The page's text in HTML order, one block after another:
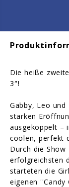
Die heiße
3′'!
Gabby, Leo und
starken
ausgekoppelt –
coolen, perfekt
Durch die
erfolgreichsten
starteten die
eigenen